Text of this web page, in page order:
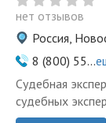
нет отзывов
Россия,
8 (800) 55...
Судебная
судебных